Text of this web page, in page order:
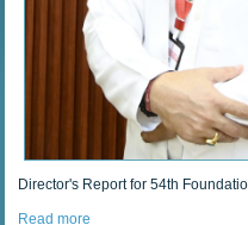
Director's Report for 54th
Read more